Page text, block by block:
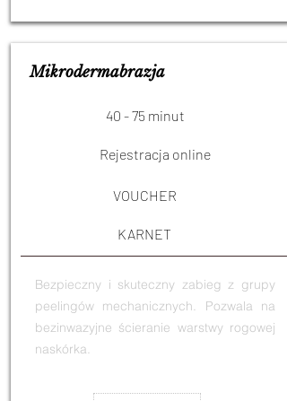
Mikrodermabrazja
40 - 75 minut
Rejestracja online
VOUCHER
Bezpieczny i skuteczny zabieg z grupy
peelingów mechanicznych. Pozwala na
bezinwazyjne ścieranie warstwy rogowej
naskórka.
KARNET